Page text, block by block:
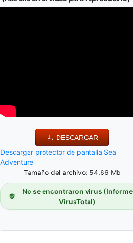
DESCARGAR
Descargar protector de pantalla Sea
Adventure
Tamaño del archivo: 54.66 Mb
No se encontraron virus (Informe
VirusTotal)